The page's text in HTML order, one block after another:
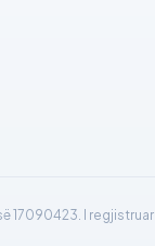
17090423. I